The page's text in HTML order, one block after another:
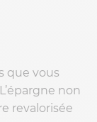
que vous
non
revalorisée